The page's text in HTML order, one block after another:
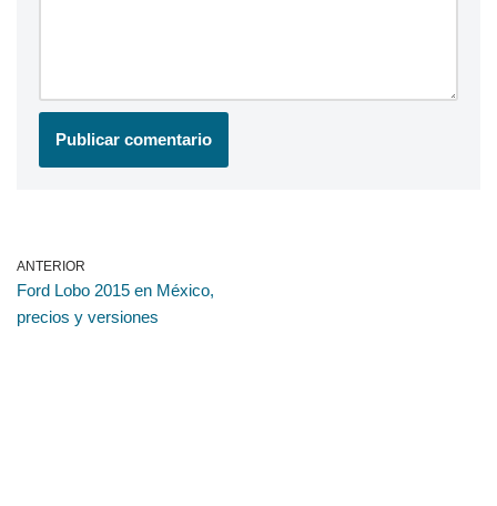
ANTERIOR
Ford Lobo 2015 en México,
precios y versiones